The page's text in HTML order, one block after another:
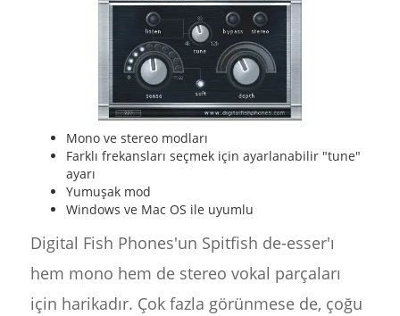
Mono ve stereo modları
Farklı frekansları seçmek için ayarlanabilir "tune"
ayarı
Yumuşak mod
Windows ve Mac OS ile uyumlu
Digital Fish Phones'un Spitfish de-esser'ı
hem mono hem de stereo vokal parçaları
için harikadır. Çok fazla görünmese de, çoğu